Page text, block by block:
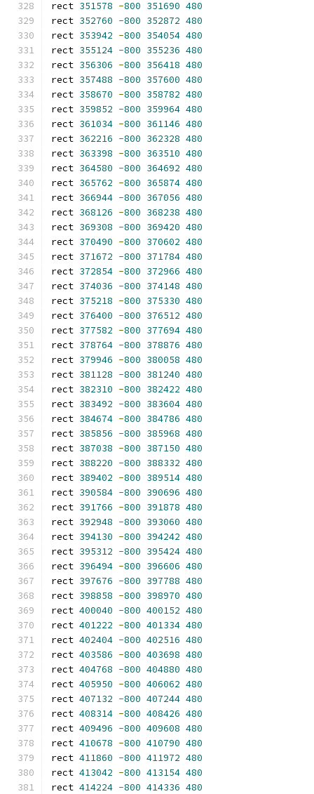
rect 351578 -800 351690 480
rect 352760 -800 352872 480
rect 353942 -800 354054 480
rect 355124 -800 355236 480
rect 356306 -800 356418 480
rect 357488 -800 357600 480
rect 358670 -800 358782 480
rect 359852 -800 359964 480
rect 361034 -800 361146 480
rect 362216 -800 362328 480
rect 363398 -800 363510 480
rect 364580 -800 364692 480
rect 365762 -800 365874 480
rect 366944 -800 367056 480
rect 368126 -800 368238 480
rect 369308 -800 369420 480
rect 370490 -800 370602 480
rect 371672 -800 371784 480
rect 372854 -800 372966 480
rect 374036 -800 374148 480
rect 375218 -800 375330 480
rect 376400 -800 376512 480
rect 377582 -800 377694 480
rect 378764 -800 378876 480
rect 379946 -800 380058 480
rect 381128 -800 381240 480
rect 382310 -800 382422 480
rect 383492 -800 383604 480
rect 384674 -800 384786 480
rect 385856 -800 385968 480
rect 387038 -800 387150 480
rect 388220 -800 388332 480
rect 389402 -800 389514 480
rect 390584 -800 390696 480
rect 391766 -800 391878 480
rect 392948 -800 393060 480
rect 394130 -800 394242 480
rect 395312 -800 395424 480
rect 396494 -800 396606 480
rect 397676 -800 397788 480
rect 398858 -800 398970 480
rect 400040 -800 400152 480
rect 401222 -800 401334 480
rect 402404 -800 402516 480
rect 403586 -800 403698 480
rect 404768 -800 404880 480
rect 405950 -800 406062 480
rect 407132 -800 407244 480
rect 408314 -800 408426 480
rect 409496 -800 409608 480
rect 410678 -800 410790 480
rect 411860 -800 411972 480
rect 413042 -800 413154 480
rect 414224 -800 414336 480